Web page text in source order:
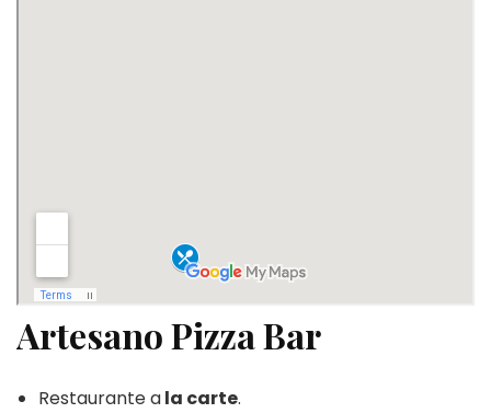
Artesano Pizza Bar
Restaurante ala carte.